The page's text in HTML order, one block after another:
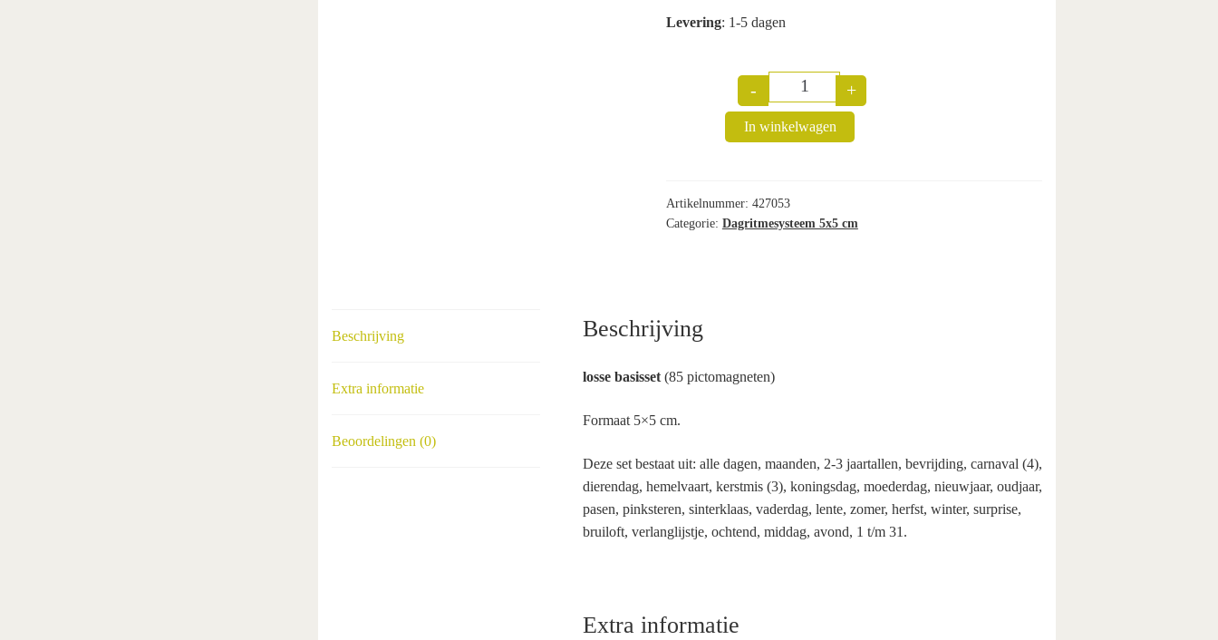
Levering: 1-5 dagen
Quantity
- +
In winkelwagen
Artikelnummer: 427053
Categorie: Dagritmesysteem 5x5 cm
Beschrijving
Extra informatie
Beoordelingen (0)
Beschrijving
losse basisset(85 pictomagneten)
Formaat 5×5 cm.
Deze set bestaat uit: alle dagen, maanden, 2-3 jaartallen, bevrijding, carnaval (4),
dierendag, hemelvaart, kerstmis (3), koningsdag, moederdag, nieuwjaar, oudjaar,
pasen, pinksteren, sinterklaas, vaderdag, lente, zomer, herfst, winter, surprise,
bruiloft, verlanglijstje, ochtend, middag, avond, 1 t/m 31.
Extra informatie